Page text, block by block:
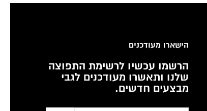
הישארו מעודכנים
הרשמו עכשיו לרשימת התפוצה
שלנו ותאשרו מעודכנים לגבי
מבצעים חדשים.